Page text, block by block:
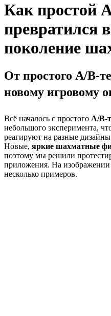
Как простой
превратился
поколение
От простого A/B-
новому игровому
Всё началось с простого A/B-
небольшого эксперимента,
реагируют на разные
Новые, яркие шахматные
поэтому мы решили
приложения. На
несколько примеров.